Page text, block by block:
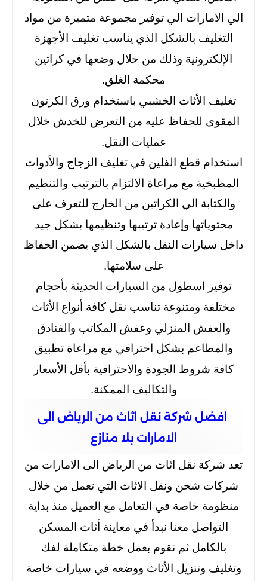
الي الامارات الي توفير مجموعة متميزة من مواد
التغليف بالشكل الذي يناسب تغليف الأجهزة
الإلكترونية وذلك من خلال وضعها في كراتين
محكمة الغلق.
تغليف الأثاث الخشبي باستخدام ورق الكرتون
المقوى للحفاظ عليه من التعرض للخدش خلال
عمليات النقل.
استخدام قطع الفلين في تغليف الزجاج والأدوات
المطبخية مع مراعاة الالتزام بالترتيب والتنظيم
والكتابة الي الكراتين من الخارج للتعرف على
محتوياتها وإعادة ترتيبها وتنظيمها بشكل جيد
داخل سيارات النقل بالشكل الذي يضمن الحفاظ
على سلامتها.
توفير اسطول من السيارات الحديثة بأحجام
مختلفة ومتنوعة تناسب نقل كافة أنواع الأثاث
والعفش المنزلي وعفش المكاتب والفنادق
والمطاعم بشكل احترافي مع مراعاة تطبيق
كافة شروط الجودة والاحترافية بأقل الأسعار
والتكاليف الممكنة.
افضل شركة نقل اثاث من الرياض الى
الامارات بلا منازع
تعد شركة نقل اثاث من الرياض الى الامارات من
شركات شحن ونقل الاثاث التي تعمل من خلال
منظومة خاصة في التعامل مع العميل منذ بداية
التواصل معنا نبدأ في معاينة أثاث المسكن
بالكامل ثم نقوم بعمل خطة متكاملة لفك
وتغليف وتنزيل الأثاث ووضعه في سيارات خاصة